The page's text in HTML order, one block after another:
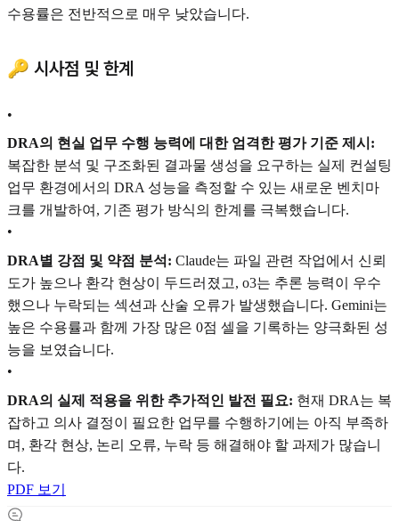
수용률은 전반적으로 매우 낮았습니다.
🔑 시사점 및 한계
•
DRA의 현실 업무 수행 능력에 대한 엄격한 평가 기준 제시:
복잡한 분석 및 구조화된 결과물 생성을 요구하는 실제 컨설팅
업무 환경에서의 DRA 성능을 측정할 수 있는 새로운 벤치마
크를 개발하여, 기존 평가 방식의 한계를 극복했습니다.
•
DRA별 강점 및 약점 분석: Claude는 파일 관련 작업에서 신뢰
도가 높으나 환각 현상이 두드러졌고, o3는 추론 능력이 우수
했으나 누락되는 섹션과 산술 오류가 발생했습니다. Gemini는
높은 수용률과 함께 가장 많은 0점 셀을 기록하는 양극화된 성
능을 보였습니다.
•
DRA의 실제 적용을 위한 추가적인 발전 필요: 현재 DRA는 복
잡하고 의사 결정이 필요한 업무를 수행하기에는 아직 부족하
며, 환각 현상, 논리 오류, 누락 등 해결해야 할 과제가 많습니
다.
PDF 보기